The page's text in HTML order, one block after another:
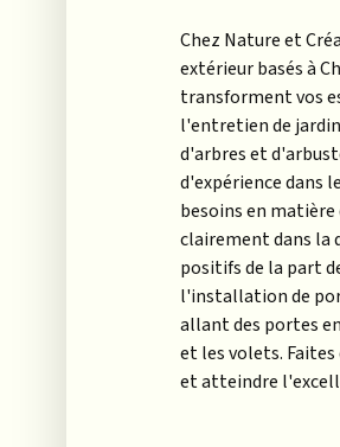
Chez Nature et
extérieur basés à
transforment vos
l'entretien de
d'arbres et
d'expérience dans
besoins en
clairement dans la
positifs de la part
l'installation de
allant des portes
et les volets.
et atteindre